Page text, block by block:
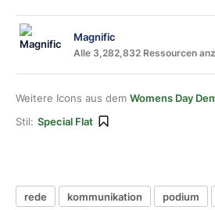
Magnific
Alle 3,282,832 Ressourcen
Weitere Icons aus dem Womens Day
Stil: Special Flat
rede kommunikation podium